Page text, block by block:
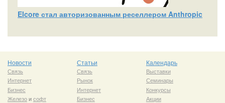
Elcore стал авторизованным реселлером Anthropic
Новости
Связь
Интернет
Бизнес
Железоисофт
Статьи
Связь
Рынок
Интернет
Бизнес
Календарь
Выставки
Семинары
Конкурсы
Акции